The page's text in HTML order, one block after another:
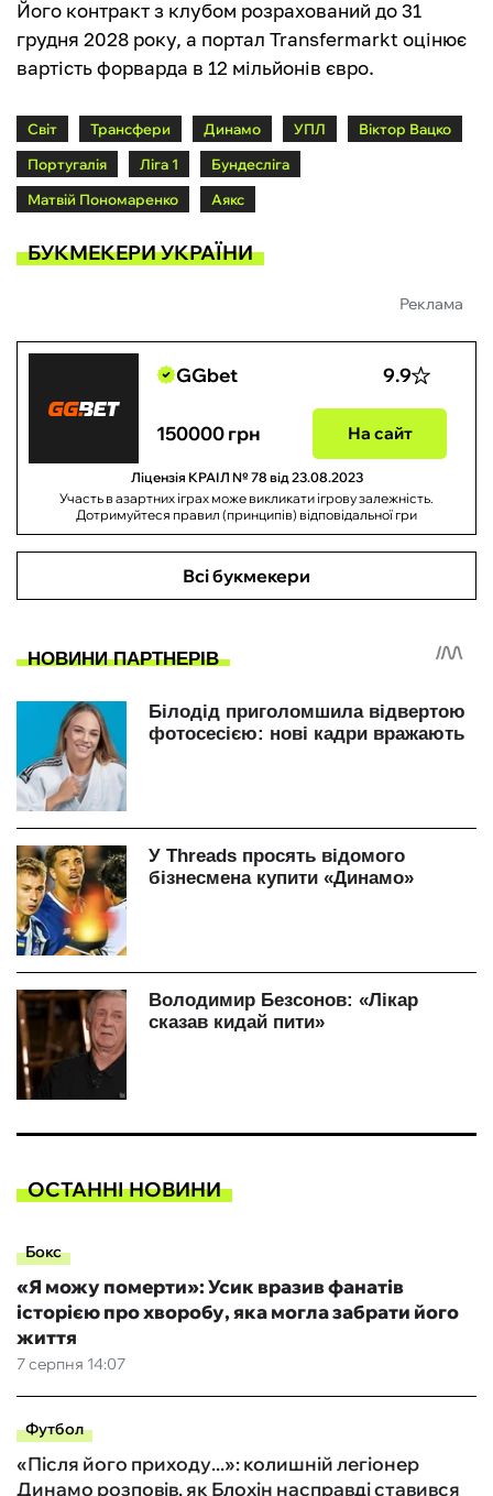
Його контракт з клубом розрахований до 31
грудня 2028 року, а портал Transfermarkt оцінює
вартість форварда в 12 мільйонів євро.
Світ Трансфери Динамо УПЛ
Віктор Вацко
Португалія
Ліга 1
Бундесліга
Матвій Пономаренко
Аякс
БУКМЕКЕРИ УКРАЇНИ
Реклама
GGbet 9.9
150000 грн На сайт
Ліцензія КРАІЛ № 78 від 23.08.2023
Участь в азартних іграх може викликати ігрову залежність.
Дотримуйтеся правил (принципів) відповідальної гри
Всі букмекери
ОСТАННІ НОВИНИ
Бокс
7 серпня 14:07
«Я можу померти»: Усик вразив фанатів
історією про хворобу, яка могла забрати його
життя
Футбол
«Після його приходу...»: колишній легіонер
Динамо розповів, як Блохін насправді ставився